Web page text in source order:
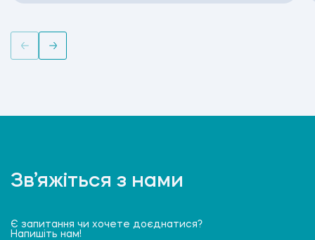
Зв’яжіться з нами
Є запитання чи хочете доєднатися?
Напишіть нам!